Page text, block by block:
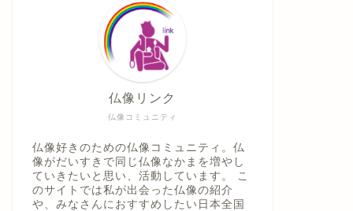
仏像コミュニティ
仏像リンク
仏像好きのための仏像コミュニティ。仏
像がだいすきで同じ仏像なかまを増やし
ていきたいと思い、活動しています。 こ
のサイトでは私が出会った仏像の紹介
や、みなさんにおすすめしたい日本全国